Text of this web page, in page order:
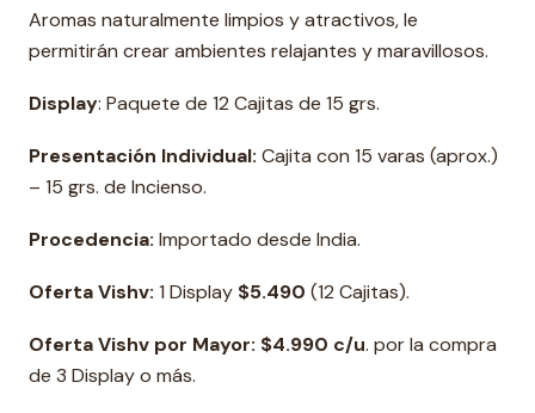
Aromas naturalmente limpios y atractivos, le
permitirán crear ambientes relajantes y maravillosos.
Display: Paquete de 12 Cajitas de 15 grs.
Presentación Individual: Cajita con 15 varas (aprox.)
– 15 grs. de Incienso.
Procedencia: Importado desde India.
Oferta Vishv: 1 Display $5.490 (12 Cajitas).
Oferta Vishv por Mayor: $4.990 c/u. por la compra
de 3 Display o más.